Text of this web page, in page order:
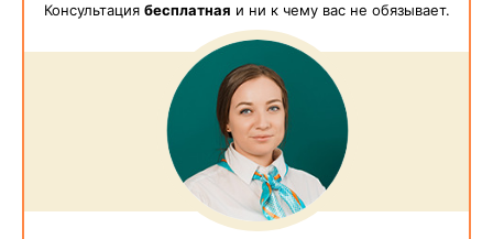
Консультация бесплатная и ни к чему вас не обязывает.